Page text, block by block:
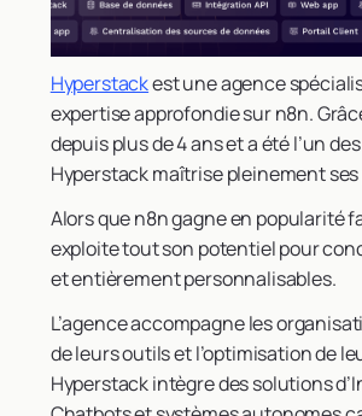
Hyperstackest une agence
expertise approfondie sur n8n.
depuis plus de 4 ans et a été l’un
Hyperstack maîtrise pleinement
Alors que n8n gagne en popularité
exploite tout son potentiel pour
et entièrement personnalisables.
L’agence accompagne les
de leurs outils et l’optimisation de
Hyperstack intègre des solutions